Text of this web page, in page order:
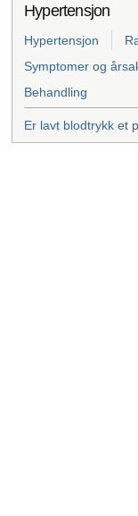
Hypertensjon
Hypertensjon
Symptomer og
Behandling
Er lavt blodtrykk et